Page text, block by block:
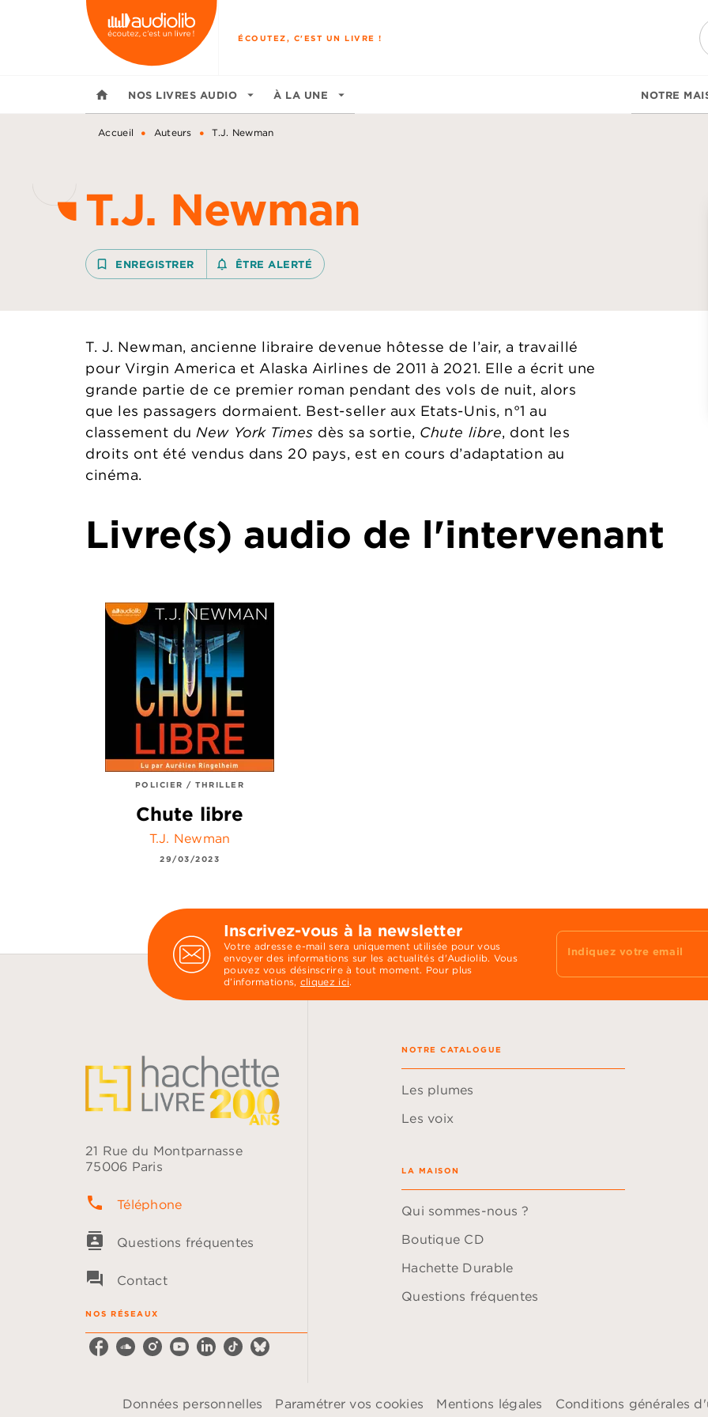
MENU RECHERCHE
ÉCOUTEZ, C'EST UN LIVRE !
home NOS LIVRES AUDIO arrow_drop_down À LA UNE arrow_drop_down NOTRE
Accueil • Auteurs • T.J. Newman
T.J. Newman
bookmark_border ENREGISTRER notifications_none_outlined
ÊTRE ALERTÉ
T. J. Newman, ancienne libraire devenue hôtesse de l’air, a travaillé
pour Virgin America et Alaska Airlines de 2011 à 2021. Elle a écrit une
grande partie de ce premier roman pendant des vols de nuit, alors
que les passagers dormaient. Best-seller aux Etats-Unis, n°1 au
classement duNew York Times dès sa sortie, Chute libre, dont les
droits ont été vendus dans 20 pays, est en cours d’adaptation au
cinéma.
Livre(s) audio de l'intervenant
POLICIER / THRILLER
Chute libre
T.J. Newman
29/03/2023
Inscrivez-vous à la newsletter
Votre adresse e-mail sera uniquement utilisée pour vous
envoyer des informations sur les actualités d'Audiolib. Vous
pouvez vous désinscrire à tout moment. Pour plus
d’informations, cliquez ici.
Indiquez votre email
21 Rue du Montparnasse
75006 Paris
phone Téléphone
contacts Questions fréquentes
question_answer Contact
NOS RÉSEAUX
NOTRE CATALOGUE
Les plumes
Les voix
LA MAISON
Qui sommes-nous ?
Boutique CD
Hachette Durable
Questions fréquentes
Données personnelles Paramétrer vos cookies Mentions légales Conditions générales